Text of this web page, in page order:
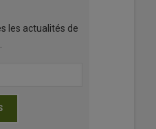
les actualités de